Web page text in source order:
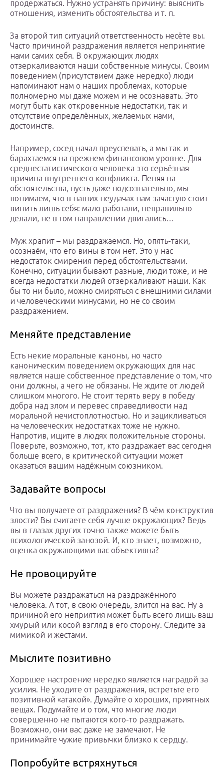
продержаться. Нужно устранять причину: выяснить
отношения, изменить обстоятельства и т. п.
За второй тип ситуаций ответственность несёте вы.
Часто причиной раздражения является непринятие
нами самих себя. В окружающих людях
отзеркаливаются наши собственные минусы. Своим
поведением (присутствием даже нередко) люди
напоминают нам о наших проблемах, которые
полномерно мы даже можем и не осознавать. Это
могут быть как откровенные недостатки, так и
отсутствие определённых, желаемых нами,
достоинств.
Например, сосед начал преуспевать, а мы так и
барахтаемся на прежнем финансовом уровне. Для
среднестатистического человека это серьёзная
причина внутреннего конфликта. Пеняя на
обстоятельства, пусть даже подсознательно, мы
понимаем, что в наших неудачах нам зачастую стоит
винить лишь себя: мало работали, неправильно
делали, не в том направлении двигались…
Муж храпит – мы раздражаемся. Но, опять-таки,
осознаём, что его вины в том нет. Это у нас
недостаток смирения перед обстоятельствами.
Конечно, ситуации бывают разные, люди тоже, и не
всегда недостатки людей отзеркаливают наши. Как
бы то ни было, можно смиряться с внешними силами
и человеческими минусами, но не со своим
раздражением.
Меняйте представление
Есть некие моральные каноны, но часто
каноническим поведением окружающих для нас
является наше собственное представление о том, что
они должны, а чего не обязаны. Не ждите от людей
слишком многого. Не стоит терять веру в победу
добра над злом и перевес справедливости над
моральной нечистоплотностью. Но и зацикливаться
на человеческих недостатках тоже не нужно.
Напротив, ищите в людях положительные стороны.
Поверьте, возможно, тот, кто раздражает вас сегодня
больше всего, в критической ситуации может
оказаться вашим надёжным союзником.
Задавайте вопросы
Что вы получаете от раздражения? В чём конструктив
злости? Вы считаете себя лучше окружающих? Ведь
вы в глазах других точно также можете быть
психологической занозой. И, кто знает, возможно,
оценка окружающими вас объективна?
Не провоцируйте
Вы можете раздражаться на раздражённого
человека. А тот, в свою очередь, злится на вас. Ну а
причиной его неприятия может быть всего лишь ваш
хмурый или косой взгляд в его сторону. Следите за
мимикой и жестами.
Мыслите позитивно
Хорошее настроение нередко является наградой за
усилия. Не уходите от раздражения, встретьте его
позитивной «атакой». Думайте о хороших, приятных
вещах. Подумайте и о том, что многие люди
совершенно не пытаются кого-то раздражать.
Возможно, они вас даже не замечают. Не
принимайте чужие привычки близко к сердцу.
Попробуйте встряхнуться